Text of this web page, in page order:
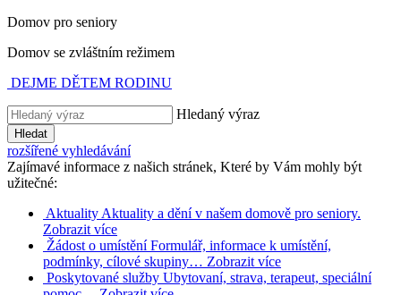
Domov pro seniory
Domov se zvláštním režimem
DEJME DĚTEM RODINU
Hledaný výraz
Hledat
rozšířené vyhledávání
Zajímavé informace z našich stránek, Které by Vám mohly být
užitečné:
Aktuality Aktuality a dění v našem domově pro seniory.
Zobrazit více
Žádost o umístění Formulář, informace k umístění,
podmínky, cílové skupiny… Zobrazit více
Poskytované služby Ubytovaní, strava, terapeut, speciální